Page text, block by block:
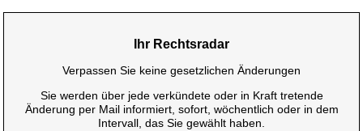
Ihr Rechtsradar
Verpassen Sie keine gesetzlichen Änderungen
Sie werden über jede verkündete oder in Kraft tretende
Änderung per Mail informiert, sofort, wöchentlich oder in dem
Intervall, das Sie gewählt haben.